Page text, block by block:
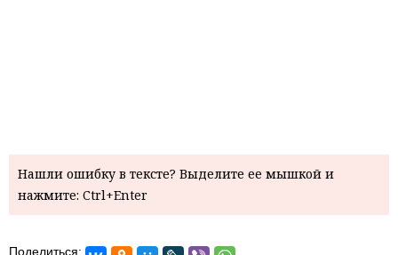
Нашли ошибку в тексте? Выделите ее мышкой и
нажмите: Ctrl+Enter
Поделиться: